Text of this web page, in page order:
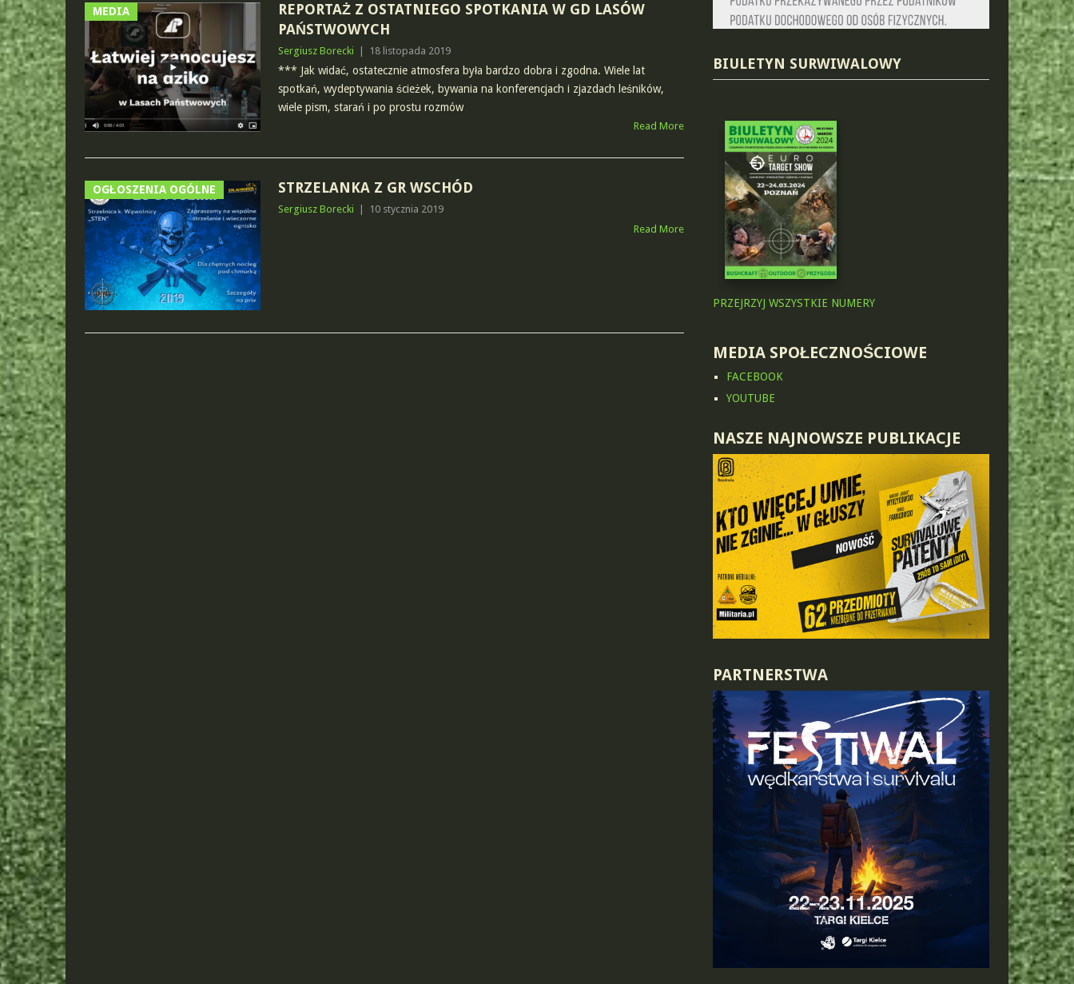
MEDIA
REPORTAŻ Z OSTATNIEGO SPOTKANIA W GD LASÓW
PAŃSTWOWYCH
Sergiusz Borecki 18 listopada 2019
*** Jak widać, ostatecznie atmosfera była bardzo dobra i zgodna. Wiele lat
spotkań, wydeptywania ścieżek, bywania na konferencjach i zjazdach leśników,
wiele pism, starań i po prostu rozmów
Read More
OGŁOSZENIA OGÓLNE STRZELANKA Z GR WSCHÓD
Sergiusz Borecki
10 stycznia 2019
Read More
BIULETYN SURWIWALOWY
PRZEJRZYJ WSZYSTKIE NUMERY
MEDIA SPOŁECZNOŚCIOWE
FACEBOOK
YOUTUBE
NASZE NAJNOWSZE PUBLIKACJE
PARTNERSTWA